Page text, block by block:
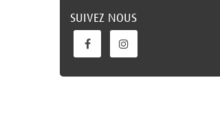
SUIVEZ NOUS